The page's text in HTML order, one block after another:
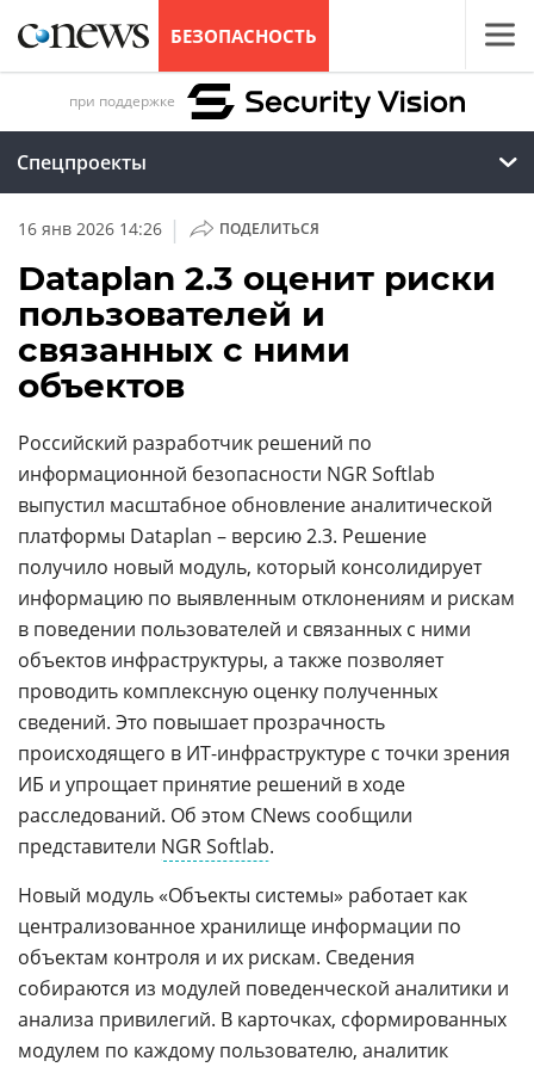
БЕЗОПАСНОСТЬ
при поддержке
Спецпроекты
16 янв 2026 14:26 | ПОДЕЛИТЬСЯ
Dataplan 2.3 оценит риски
пользователей и
связанных с ними
объектов
Российский разработчик решений по
информационной безопасности NGR Softlab
выпустил масштабное обновление аналитической
платформы Dataplan – версию 2.3. Решение
получило новый модуль, который консолидирует
информацию по выявленным отклонениям и рискам
в поведении пользователей и связанных с ними
объектов инфраструктуры, а также позволяет
проводить комплексную оценку полученных
сведений. Это повышает прозрачность
происходящего в ИТ-инфраструктуре с точки зрения
ИБ и упрощает принятие решений в ходе
расследований. Об этом CNews сообщили
представители NGR Softlab.
Новый модуль «Объекты системы» работает как
централизованное хранилище информации по
объектам контроля и их рискам. Сведения
собираются из модулей поведенческой аналитики и
анализа привилегий. В карточках, сформированных
модулем по каждому пользователю, аналитик